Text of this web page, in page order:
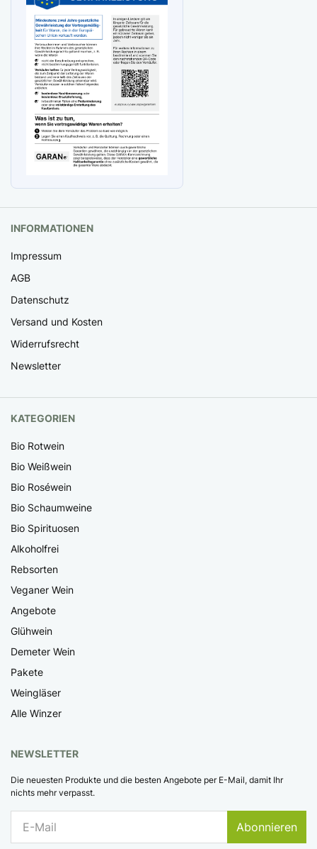
INFORMATIONEN
Impressum
AGB
Datenschutz
Versand und Kosten
Widerrufsrecht
Newsletter
KATEGORIEN
Bio Rotwein
Bio Weißwein
Bio Roséwein
Bio Schaumweine
Bio Spirituosen
Alkoholfrei
Rebsorten
Veganer Wein
Angebote
Glühwein
Demeter Wein
Pakete
Weingläser
Alle Winzer
NEWSLETTER
Die neuesten Produkte und die besten Angebote per E-Mail, damit Ihr
nichts mehr verpasst.
Abonnieren